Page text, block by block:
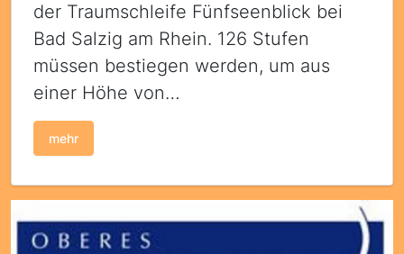
der Traumschleife Fünfseenblick bei
Bad Salzig am Rhein. 126 Stufen
müssen bestiegen werden, um aus
einer Höhe von…
mehr